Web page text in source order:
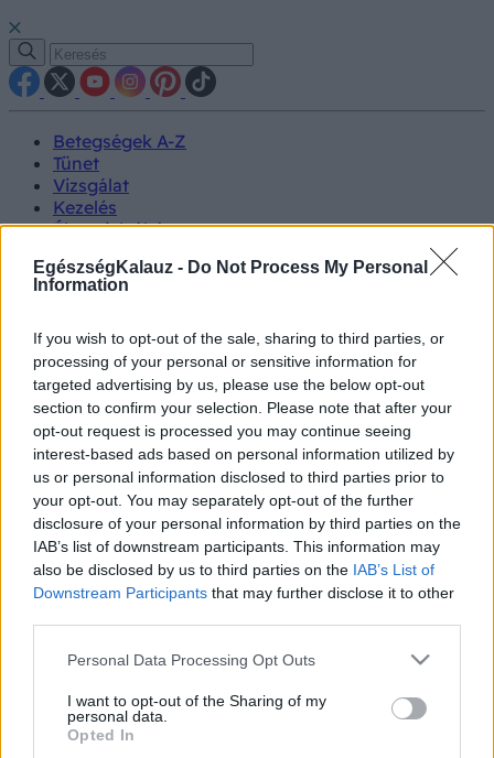
EgészségKalauz - Do Not Process My Personal
Information
If you wish to opt-out of the sale, sharing to third parties, or
processing of your personal or sensitive information for
targeted advertising by us, please use the below opt-out
section to confirm your selection. Please note that after your
opt-out request is processed you may continue seeing
interest-based ads based on personal information utilized by
us or personal information disclosed to third parties prior to
your opt-out. You may separately opt-out of the further
disclosure of your personal information by third parties on the
IAB’s list of downstream participants. This information may
also be disclosed by us to third parties on the IAB’s List of
Downstream Participants that may further disclose it to other
Please note that this website/app uses one or more Google
not limited to your visit or usage behaviour. You may click to
grant or deny consent to Google and its third-party tags to
use your data for below specified purposes in below Google
Personal Data Processing Opt Outs
I want to opt-out of the Sharing of my
personal data.
Opted In
Betegségek A-Z
Tünet
Vizsgálat
Kezelés
Életmódváltás
Prevenció
Hírek
Kisállatok egészsége
#allergia#influenza#cukorbetegség
#orvosmeteorológia#vérnyomás#stroke#rákbetegség
#pajzsmirigy#reflux#ekcéma#herpesz
Regisztráció
Gyógynövény
Gyógynövény